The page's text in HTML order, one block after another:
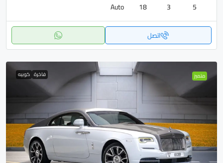
5
3
18
Auto
اتصل
متميز فاخرة كوبيه